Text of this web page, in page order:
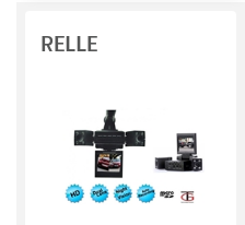
RELLE